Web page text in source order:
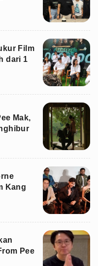
Film
dari 1
Mak,
Kang
Pee